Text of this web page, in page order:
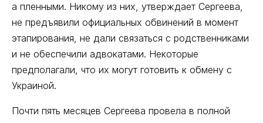
а пленными. Никому из них, утверждает Сергеева,
не предъявили официальных обвинений в момент
этапирования, не дали связаться с родственниками
и не обеспечили адвокатами. Некоторые
предполагали, что их могут готовить к обмену с
Украиной.
Почти пять месяцев Сергеева провела в полной